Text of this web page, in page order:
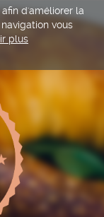
d'améliorer la
vous
plus